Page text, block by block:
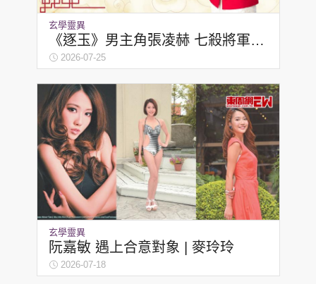
隱私政策聲明
©Eastweek.com.hk. All rights reserved.
玄學靈異
《逐玉》男主角張凌赫 七殺將軍走
紅 | 麥玲玲
2026-07-25
玄學靈異
阮嘉敏 遇上合意對象 | 麥玲玲
2026-07-18